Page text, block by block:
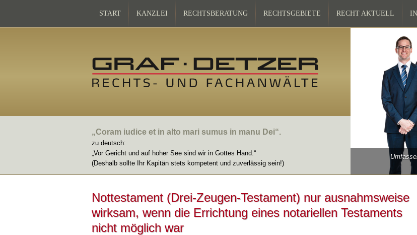
START KANZLEI RECHTSBERATUNG RECHTSGEBIETE RECHT AKTUELL
„Coram iudice et in alto mari sumus in manu Dei“.
zu deutsch:
„Vor Gericht und auf hoher See sind wir in Gottes Hand.“
(Deshalb sollte Ihr Kapitän stets kompetent und zuverlässig sein!)
Nottestament (Drei-Zeugen-Testament) nur ausnahmsweise
wirksam, wenn die Errichtung eines notariellen Testaments
nicht möglich war